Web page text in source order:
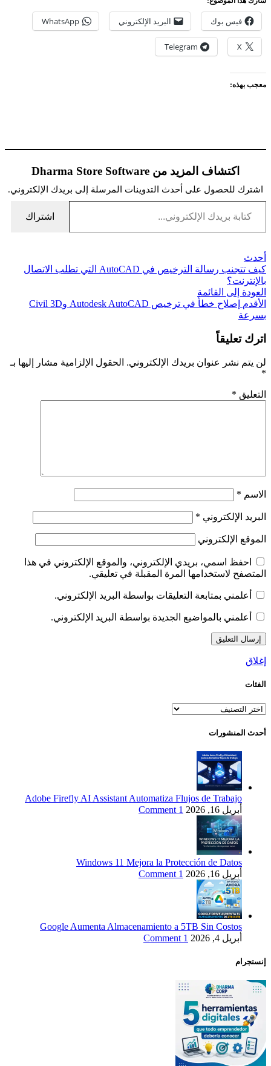
فيس بوك البريد الإلكتروني WhatsApp
X
Telegram
معجب بهذه:
اكتشاف المزيد من Dharma Store Software
اشترك للحصول على أحدث التدوينات المرسلة إلى بريدك الإلكتروني.
كتابة بريدك الإلكتروني...
اشتراك
أحدث
كيف تتجنب رسالة الترخيص في AutoCAD التي تطلب الاتصال
بالإنترنت؟
العودة إلى القائمة
الأقدم
إصلاح خطأ في ترخيص Autodesk AutoCAD وCivil 3D
بسرعة
اترك تعليقاً
لن يتم نشر عنوان بريدك الإلكتروني. الحقول الإلزامية مشار إليها بـ
*
التعليق *
الاسم *
البريد الإلكتروني *
الموقع الإلكتروني
احفظ اسمي، بريدي الإلكتروني، والموقع الإلكتروني في هذا
المتصفح لاستخدامها المرة المقبلة في تعليقي.
أعلمني بمتابعة التعليقات بواسطة البريد الإلكتروني.
أعلمني بالمواضيع الجديدة بواسطة البريد الإلكتروني.
إغلاق
الفئات
الفئات
أحدث المنشورات
Adobe Firefly AI Assistant Automatiza Flujos de Trabajo
أبريل 16, 2026
1 Comment
Windows 11 Mejora la Protección de Datos
أبريل 16, 2026
1 Comment
Google Aumenta Almacenamiento a 5TB Sin Costos
أبريل 4, 2026
1 Comment
إنستجرام